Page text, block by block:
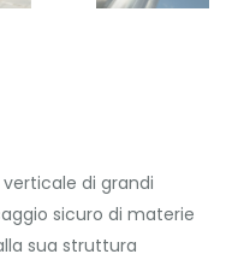
di grandi
sicuro di materie
sua struttura